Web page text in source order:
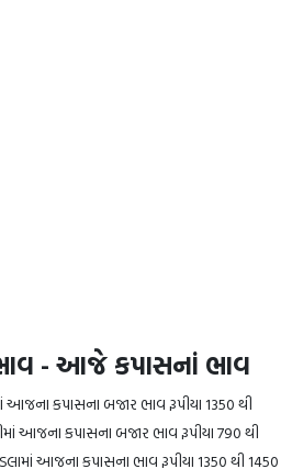
- આજે કપાસનાં ભાવ
આજના કપાસના બજાર ભાવ રૂપીયા 1350 થી
આજના કપાસના બજાર ભાવ રૂપીયા 790 થી
આજના કપાસના ભાવ રૂપીયા 1350 થી 1450